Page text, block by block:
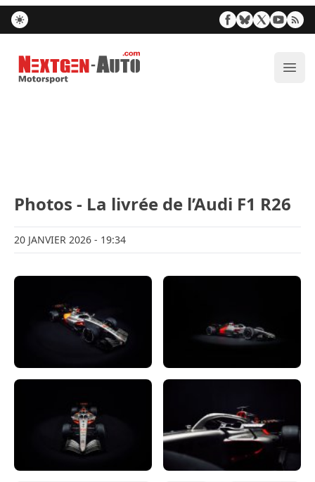
Nextgen-Auto.com
Photos - La livrée de l’Audi F1 R26
20 JANVIER 2026 - 19:34